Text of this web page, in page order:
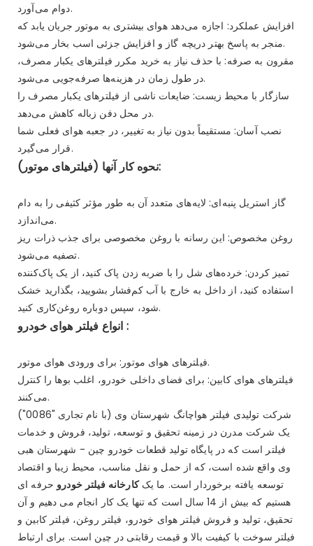
دوام می‌آورد.
افزایش عملکرد: اجازه می‌دهد هوای بیشتری به موتور جریان یابد که
منجر به پاسخ بهتر دریچه گاز و افزایش جزئی اسب بخار می‌شود.
مقرون به صرفه: با حذف نیاز به خرید مکرر فیلترهای یکبار مصرف،
در طول زمان در هزینه‌ها صرفه‌جویی می‌شود.
سازگار با محیط زیست: ضایعات ناشی از فیلترهای یکبار مصرف را
در محل دفن زباله کاهش می‌دهد.
نصب آسان: مستقیماً بدون نیاز به تغییر، در جعبه هوای فعلی شما
قرار می‌گیرد.
نحوه کار آنها (فیلترهای موتور):
گاز استریل پنبه‌ای: لایه‌های متعدد آن به طور مؤثر کثیفی را به دام
می‌اندازد.
روغن مخصوص: این رسانه با روغن مخصوصی برای جذب ذرات ریز
تصفیه می‌شود.
تمیز کردن: خرده‌های شل را با ضربه زدن پاک کنید، از یک پاک‌کننده
استفاده کنید، از داخل به خارج با آب کم‌فشار بشویید، بگذارید خشک
شود، سپس دوباره روغن‌کاری کنید.
انواع فیلتر هوای خودرو :
فیلترهای هوای موتور: برای ورودی هوای موتور.
فیلترهای هوای کابین: برای فضای داخلی خودرو، اغلب بوها را کنترل
می‌کنند.
شرکت تولیدی فیلتر هواچانگ شهرستان وی (با نام تجاری "0086")
یک شرکت مدرن در زمینه تحقیق و توسعه، تولید، فروش و خدمات
فیلتر است که در پایگاه تولید قطعات خودرو چین - شهرستان هبی
وی واقع شده است، که از حمل و نقل مناسب، محیط زیبا و اقتصاد
توسعه یافته برخوردار است. ما یککارخانه فیلتر خودرو حرفه ای
هستیم که بیش از 14 سال است که تنها یک کار انجام می دهیم و آن
تحقیق، تولید و فروش فیلتر هوای خودرو، فیلتر روغن، فیلتر کابین و
فیلتر سوخت با کیفیت بالا و قیمت رقابتی در چین است. برای ارتباط